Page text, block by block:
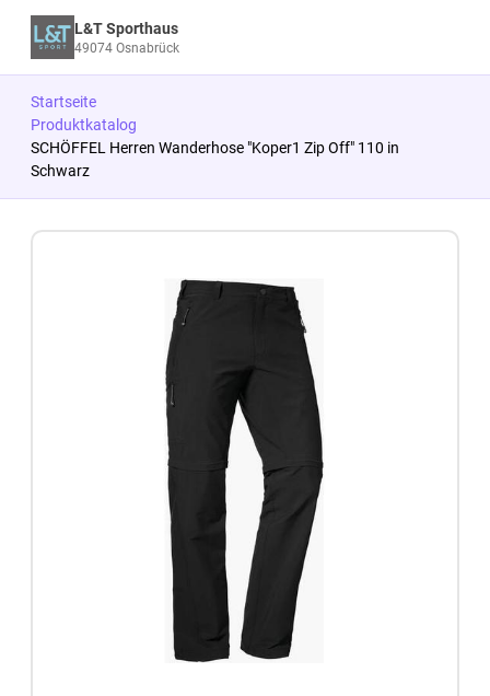
L&T Sporthaus
49074 Osnabrück
Startseite
Produktkatalog
SCHÖFFEL Herren Wanderhose "Koper1 Zip Off" 110 in
Schwarz